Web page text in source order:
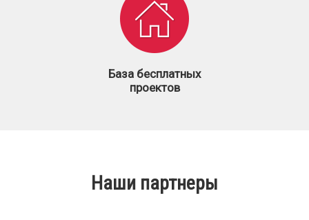
База бесплатных
проектов
Наши партнеры